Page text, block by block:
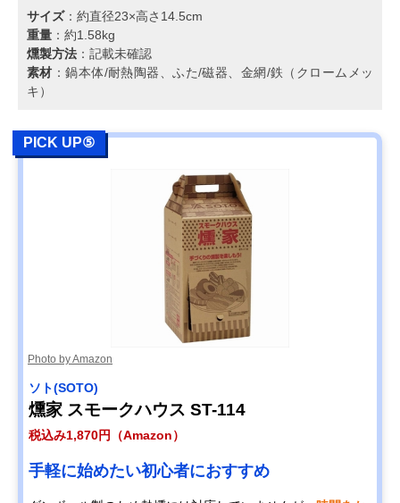
サイズ：約直径23×高さ14.5cm
重量 ：約1.58kg
燻製方法 ：記載未確認
素材 ：鍋本体/耐熱陶器、ふた/磁器、金網/鉄（クロームメッ
キ）
PICK UP⑤
Photo by Amazon
ソト(SOTO)
燻家 スモークハウス ST-114
税込み1,870円（Amazon）
手軽に始めたい初心者におすすめ